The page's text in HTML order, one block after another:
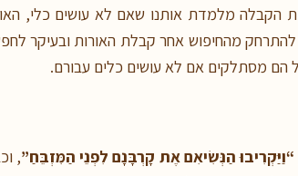
מלמדת אותנו שאם לא עושים כלי, האור
מהחיפוש אחר קבלת האורות ובעיקר
הם מסתלקים אם לא עושים כלים עבורם.
“וַיַּקְרִיבוּ הַנְּשִׂיאִם אֶת קָרְבָּנָם לִפְנֵי הַמִּזְבֵּחַ”,